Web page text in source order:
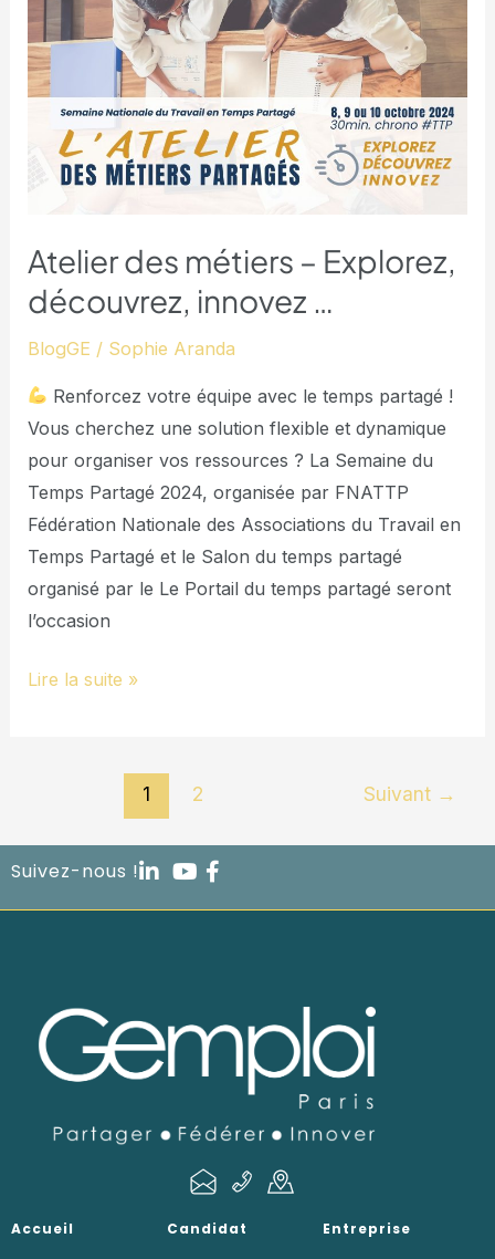
Atelier des métiers – Explorez,
découvrez, innovez …
BlogGE / Sophie Aranda
Renforcez votre équipe avec le temps partagé !
Vous cherchez une solution flexible et dynamique
pour organiser vos ressources ? La Semaine du
Temps Partagé 2024, organisée par FNATTP
Fédération Nationale des Associations du Travail en
Temps Partagé et le Salon du temps partagé
organisé par le Le Portail du temps partagé seront
l’occasion
métiers
–
Explorez,
découvrez,
innovez
Lire la suite »
1 2 Suivant →
Suivez-nous !
Accueil Candidat Entreprise